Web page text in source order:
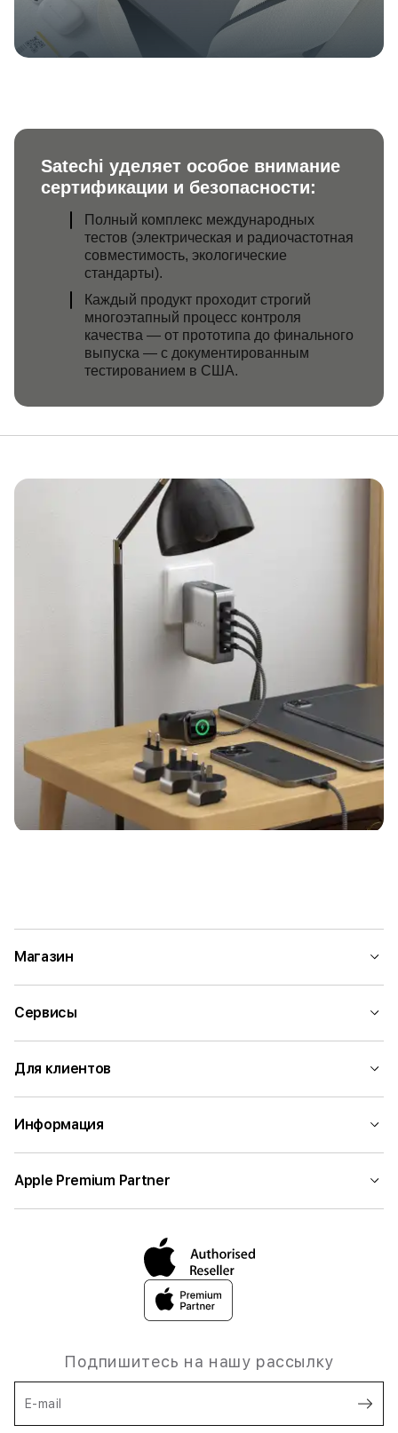
Satechi уделяет особое внимание
сертификации и безопасности:
Полный комплекс международных
тестов (электрическая и радиочастотная
совместимость, экологические
стандарты).
Каждый продукт проходит строгий
многоэтапный процесс контроля
качества — от прототипа до финального
выпуска — с документированным
тестированием в США.
Магазин
Сервисы
Для клиентов
Информация
Apple Premium Partner
Подпишитесь на нашу рассылку
E-mail